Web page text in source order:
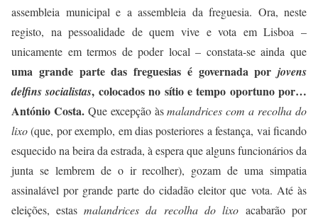
assembleia municipal e a assembleia da freguesia. Ora, neste
registo, na pessoalidade de quem vive e vota em Lisboa –
unicamente em termos de poder local – constata-se ainda que
uma grande parte das freguesias é governada por jovens
delfins socialistas, colocados no sítio e tempo oportuno por…
António Costa.Que excepção àsmalandrices com a recolha do
lixo(que, por exemplo, em dias posteriores a festança, vai ficando
esquecido na beira da estrada, à espera que alguns funcionários da
junta se lembrem de o ir recolher), gozam de uma simpatia
assinalável por grande parte do cidadão eleitor que vota. Até às
eleições, estasmalandricesda recolha do lixoacabarão por